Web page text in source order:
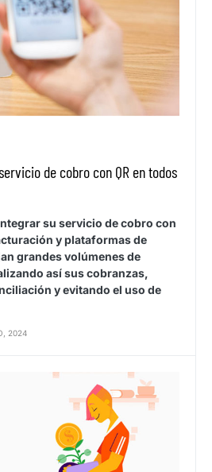
de cobro con QR en todos
su servicio de cobro con
y plataformas de
grandes volúmenes de
así sus cobranzas,
y evitando el uso de
2024